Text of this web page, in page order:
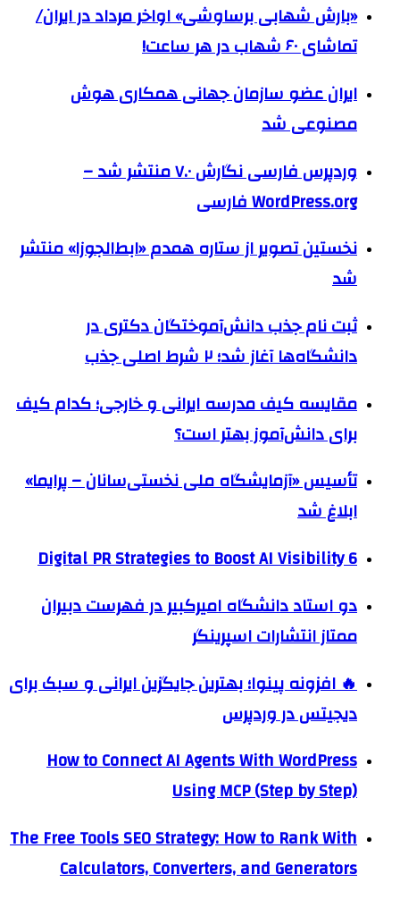
«بارش شهابی برساوشی» اواخر مرداد در ایران/
تماشای ۶۰ شهاب در هر ساعت!
ایران عضو سازمان جهانی همکاری هوش
مصنوعی شد
وردپرس فارسی نگارش ۷.۰ منتشر شد –
WordPress.org فارسی
نخستین تصویر از ستاره همدم «ابط‌الجوزا» منتشر
شد
ثبت نام جذب دانش‌آموختگان دکتری در
دانشگاه‌ها آغاز شد؛ ۲ شرط اصلی جذب
مقایسه کیف مدرسه ایرانی و خارجی؛ کدام کیف
برای دانش‌آموز بهتر است؟
تأسیس «آزمایشگاه ملی نخستی‌سانان – پرایما»
ابلاغ شد
6 Digital PR Strategies to Boost AI Visibility
دو استاد دانشگاه امیرکبیر در فهرست دبیران
ممتاز انتشارات اسپرینگر
🔥 افزونه پینوا؛ بهترین جایگزین ایرانی و سبک برای
دیجیتس در وردپرس
How to Connect AI Agents With WordPress
Using MCP (Step by Step)
The Free Tools SEO Strategy: How to Rank With
Calculators, Converters, and Generators